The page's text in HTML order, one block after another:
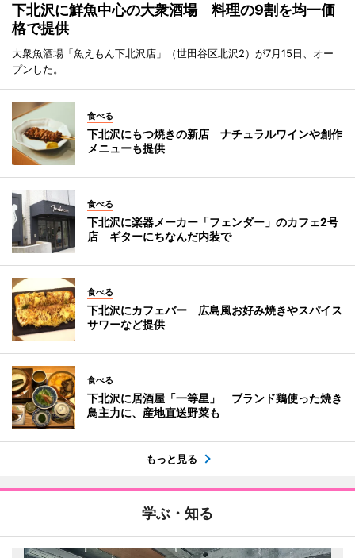
下北沢に鮮魚中心の大衆酒場 料理の9割を均一価
格で提供
大衆魚酒場「魚えもん下北沢店」（世田谷区北沢2）が7月15日、オー
プンした。
食べる
下北沢にもつ焼きの新店 ナチュラルワインや創作
メニューも提供
食べる
下北沢に楽器メーカー「フェンダー」のカフェ2号
店 ギターにちなんだ内装で
食べる
下北沢にカフェバー 広島風お好み焼きやスパイス
サワーなど提供
食べる
下北沢に居酒屋「一等星」 ブランド鶏使った焼き
鳥主力に、産地直送野菜も
もっと見る
学ぶ・知る